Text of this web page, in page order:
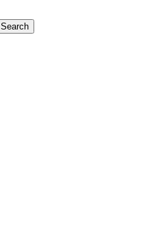
Search